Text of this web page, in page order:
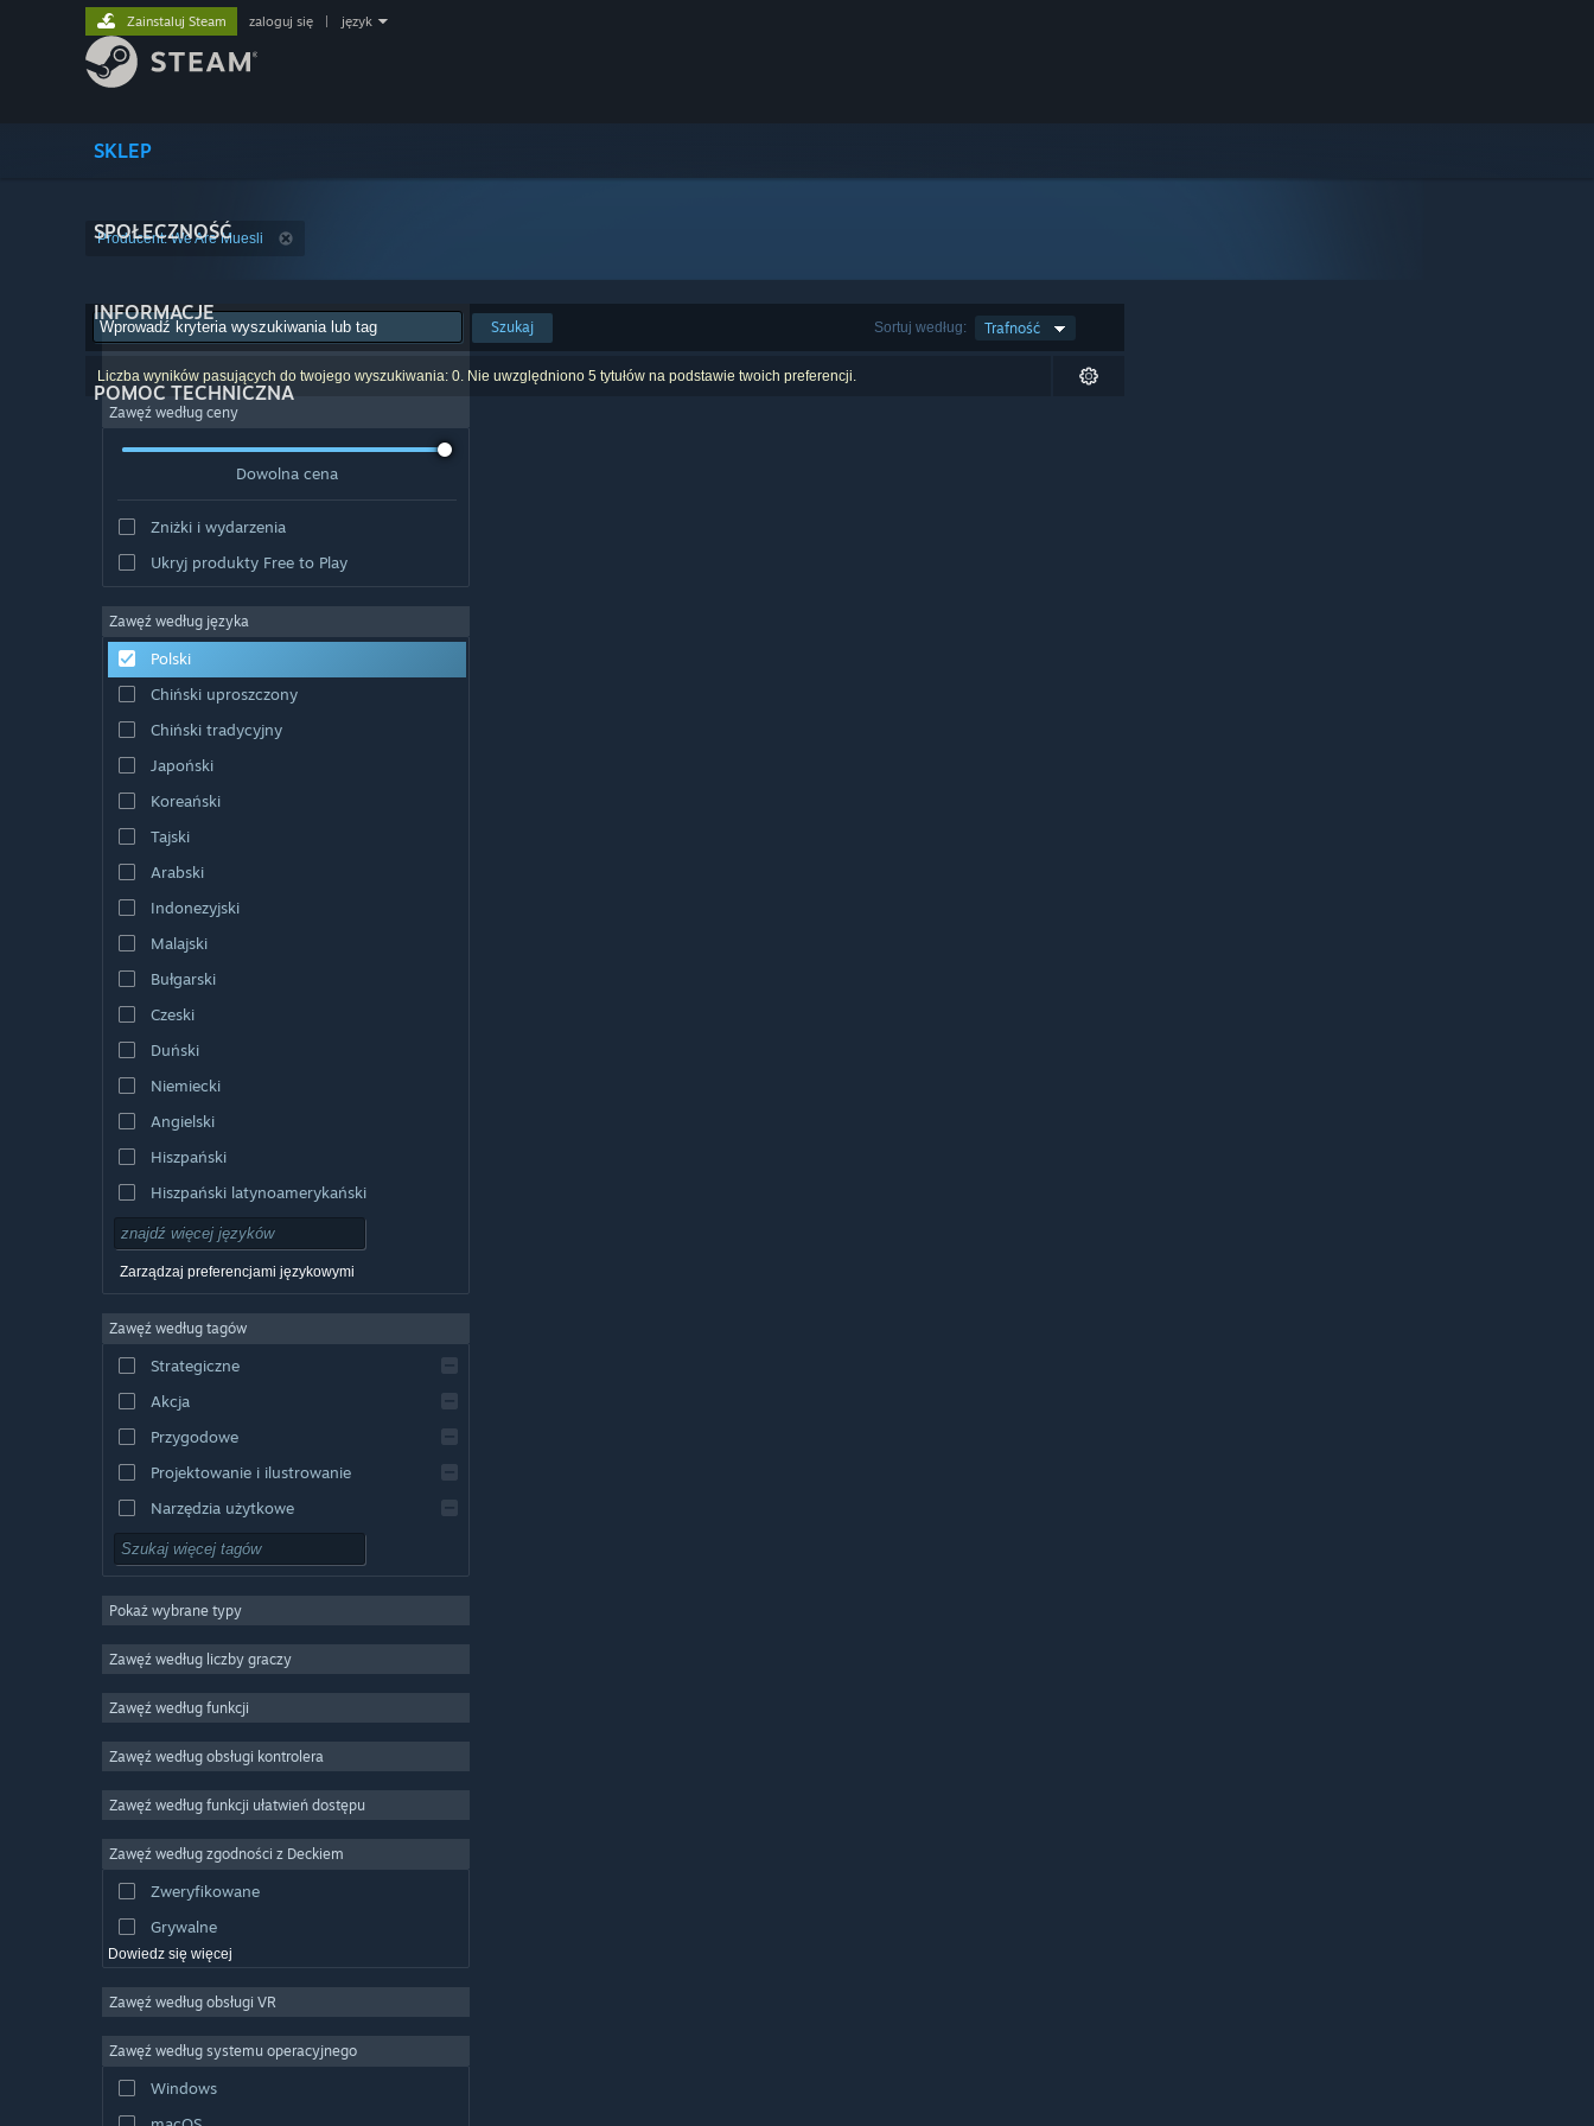
SKLEP
SPOŁECZNOŚĆ
INFORMACJE
POMOC TECHNICZNA
Zainstaluj Steam zaloguj się język
Producent: We Are Muesli
Sortuj według: Trafność
Szukaj
Liczba wyników pasujących do twojego wyszukiwania: 0. Nie uwzględniono 5 tytułów na podstawie twoich preferencji.
Zawęź według ceny
Dowolna cena
Zniżki i wydarzenia
Ukryj produkty Free to Play
Zawęź według języka
Polski
Chiński uproszczony
Chiński tradycyjny
Japoński
Koreański
Tajski
Arabski
Indonezyjski
Malajski
Bułgarski
Czeski
Duński
Niemiecki
Angielski
Hiszpański
Hiszpański latynoamerykański
Zarządzaj preferencjami językowymi
Zawęź według tagów
Strategiczne
Akcja
Przygodowe
Projektowanie i ilustrowanie
Narzędzia użytkowe
Free to Play
MMO
Niezależne
Rekreacyjne
Symulatory
Obróbka filmów
Obróbka zdjęć
Pokaż wybrane typy
Zawęź według liczby graczy
Zawęź według funkcji
Zawęź według obsługi kontrolera
Zawęź według funkcji ułatwień dostępu
Zawęź według zgodności z Deckiem
Zweryfikowane
Grywalne
Dowiedz się więcej
Zawęź według obsługi VR
Zawęź według systemu operacyjnego
Windows